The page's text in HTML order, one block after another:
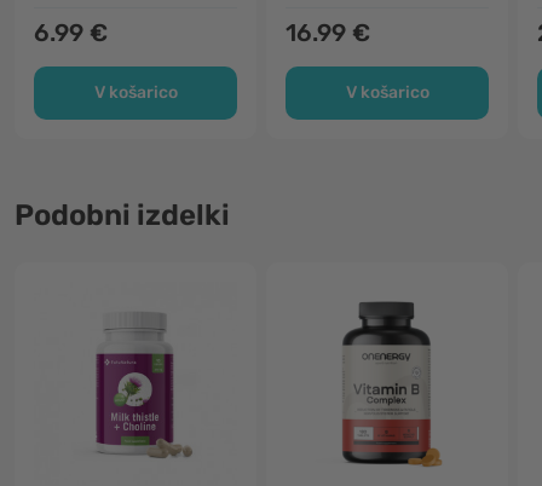
6.99 €
V košarico
16.99 €
V košarico
Podobni izdelki